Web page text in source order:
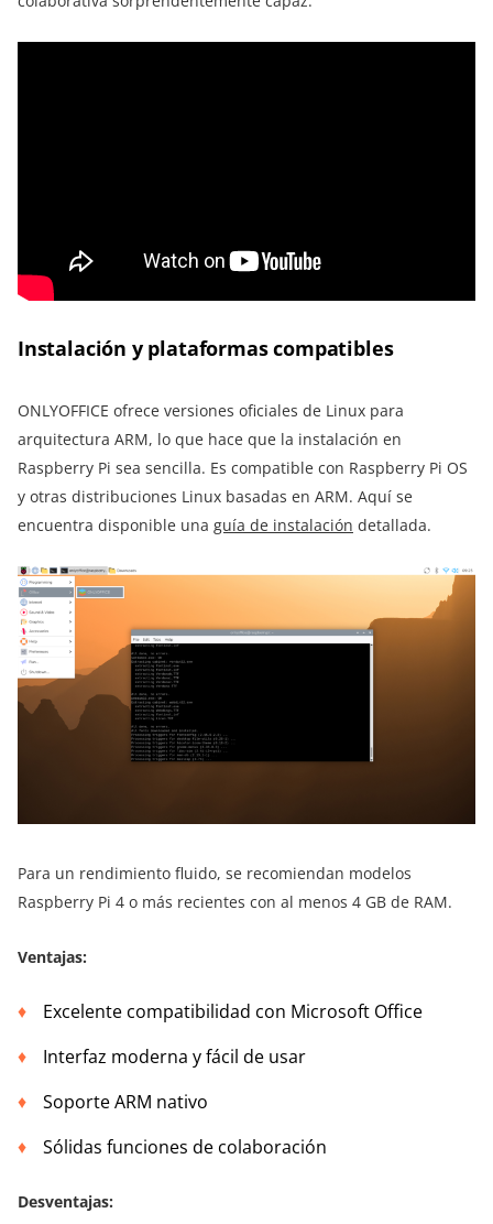
Instalación y plataformas compatibles
ONLYOFFICE ofrece versiones oficiales de Linux para
arquitectura ARM, lo que hace que la instalación en
Raspberry Pi sea sencilla. Es compatible con Raspberry Pi OS
y otras distribuciones Linux basadas en ARM. Aquí se
encuentra disponible una guía de instalación detallada.
Para un rendimiento fluido, se recomiendan modelos
Raspberry Pi 4 o más recientes con al menos 4 GB de RAM.
Ventajas:
Excelente compatibilidad con Microsoft Office
Interfaz moderna y fácil de usar
Soporte ARM nativo
Sólidas funciones de colaboración
Desventajas: